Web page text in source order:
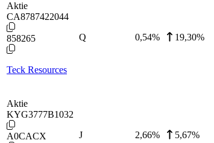
Aktie
CA8787422044
858265
Teck Resources
Q 0,54% 19,30%
Aktie
KYG3777B1032
A0CACX J 2,66% 5,67%